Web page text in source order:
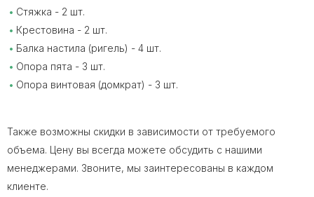
Стяжка - 2 шт.
Крестовина - 2 шт.
Балка настила (ригель) - 4 шт.
Опора пята - 3 шт.
Опора винтовая (домкрат) - 3 шт.
Также возможны скидки в зависимости от требуемого
объема. Цену вы всегда можете обсудить с нашими
менеджерами. Звоните, мы заинтересованы в каждом
клиенте.